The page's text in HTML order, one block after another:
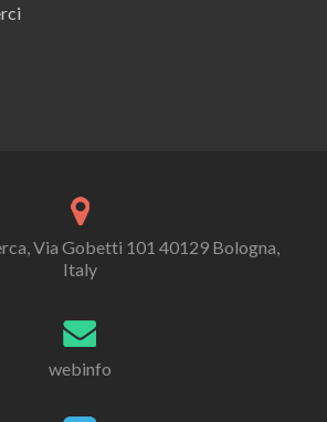
Via Gobetti 101 40129 Bologna,
Italy
webinfo